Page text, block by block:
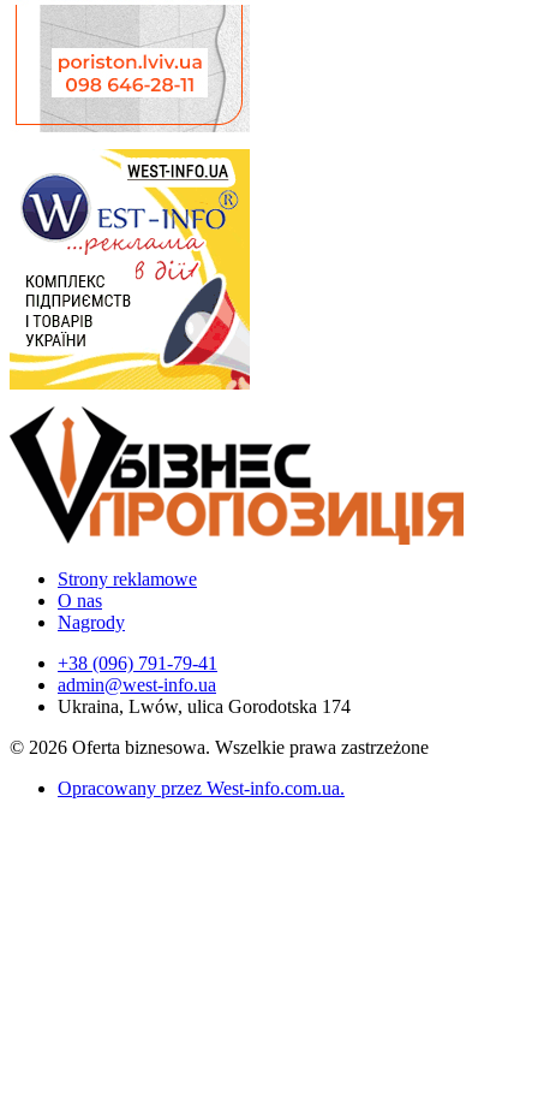
Strony reklamowe
O nas
Nagrody
+38 (096) 791-79-41
admin@west-info.ua
Ukraina, Lwów, ulica Gorodotska 174
© 2026 Oferta biznesowa. Wszelkie prawa zastrzeżone
Opracowany przez West-info.com.ua.